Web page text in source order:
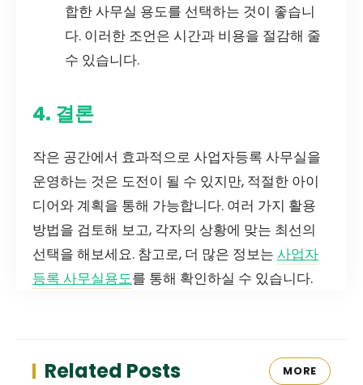
합한 사무실 용도를 선택하는 것이 좋습니
다. 이러한 조언은 시간과 비용을 절감해 줄
수 있습니다.
4. 결론
작은 공간에서 효과적으로 사업자등록 사무실을
운영하는 것은 도전이 될 수 있지만, 적절한 아이
디어와 계획을 통해 가능합니다. 여러 가지 활용
방법을 검토해 보고, 각자의 상황에 맞는 최선의
선택을 해보세요. 참고로, 더 많은 정보는 사업자
등록 사무실용도를 통해 확인하실 수 있습니다.
Related Posts MORE